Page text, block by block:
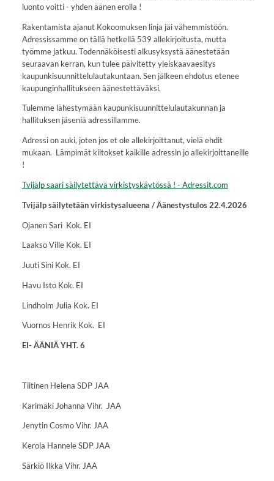
luonto voitti - yhden äänen erolla !
Rakentamista ajanut Kokoomuksen linja jäi vähemmistöön.
Adressissamme on tällä hetkellä 539 allekirjoitusta, mutta
työmme jatkuu. Todennäköisesti alkusyksystä äänestetään
seuraavan kerran, kun tulee päivitetty yleiskaavaesitys
kaupunkisuunnittelulautakuntaan. Sen jälkeen ehdotus etenee
kaupunginhallitukseen äänestettäväksi.
Tulemme lähestymään kaupunkisuunnittelulautakunnan ja
hallituksen jäseniä adressillamme.
Adressi on auki, joten jos et ole allekirjoittanut, vielä ehdit
mukaan. Lämpimät kiitokset kaikille adressin jo allekirjoittaneille
!
Tvijälp saari säilytettävä virkistyskäytössä ! - Adressit.com
Tvijälp säilytetään virkistysalueena / Äänestystulos 22.4.2026
Ojanen Sari Kok. EI
Laakso Ville Kok. EI
Juuti Sini Kok. EI
Havu Isto Kok. EI
Lindholm Julia Kok. EI
Vuornos Henrik Kok. EI
EI- ÄÄNIÄ YHT. 6
Tiitinen Helena SDP JAA
Karimäki Johanna Vihr. JAA
Jenytin Cosmo Vihr. JAA
Kerola Hannele SDP JAA
Särkiö Ilkka Vihr. JAA